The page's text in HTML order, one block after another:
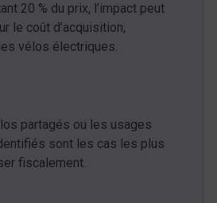
20 % du prix, l’impact peut
le coût d’acquisition,
vélos électriques.
partagés ou les usages
sont les cas les plus
fiscalement.